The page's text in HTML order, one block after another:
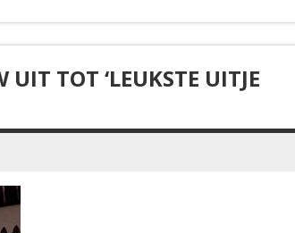
TOT ‘LEUKSTE UITJE